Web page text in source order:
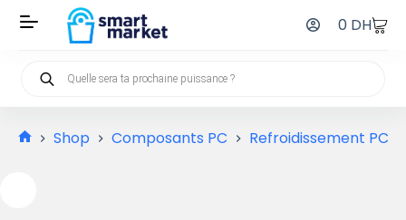
0 DH
Shop Composants PC Refroidissement PC